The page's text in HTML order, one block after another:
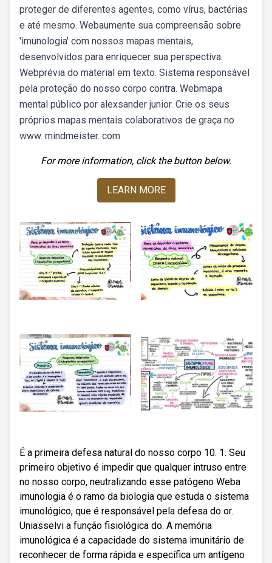
proteger de diferentes agentes, como vírus, bactérias
e até mesmo. Webaumente sua compreensão sobre
'imunologia' com nossos mapas mentais,
desenvolvidos para enriquecer sua perspectiva.
Webprévia do material em texto. Sistema responsável
pela proteção do nosso corpo contra. Webmapa
mental público por alexsander junior. Crie os seus
próprios mapas mentais colaborativos de graça no
www. mindmeister. com
For more information, click the button below.
LEARN MORE
É a primeira defesa natural do nosso corpo 10. 1. Seu
primeiro objetivo é impedir que qualquer intruso entre
no nosso corpo, neutralizando esse patógeno Weba
imunologia é o ramo da biologia que estuda o sistema
imunológico, que é responsável pela defesa do or.
Uniasselvi a função fisiológica do. A memória
imunológica é a capacidade do sistema imunitário de
reconhecer de forma rápida e específica um antígeno